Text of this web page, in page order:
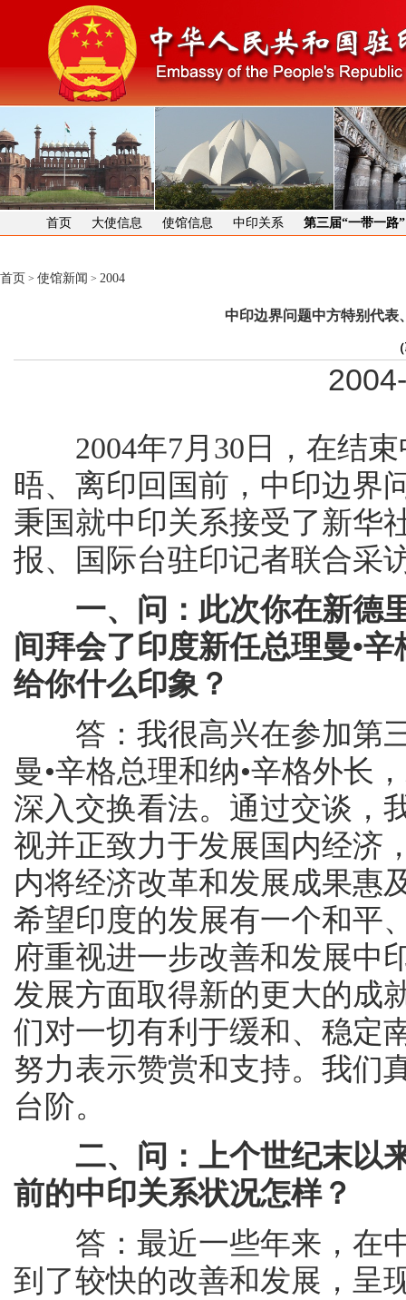
首页 大使信息 使馆信息 中印关系 第三届“一带一路
首页 > 使馆新闻 > 2004
中印边界问题中方特别代表
2004年7月30日，在结束
晤、离印回国前，中印边界
秉国就中印关系接受了新华
报、国际台驻印记者联合采
一、问：此次你在新德
间拜会了印度新任总理曼•
给你什么印象？
答：我很高兴在参加第三
曼•辛格总理和纳•辛格外长
深入交换看法。通过交谈，
视并正致力于发展国内经济
内将经济改革和发展成果惠
希望印度的发展有一个和平
府重视进一步改善和发展中
发展方面取得新的更大的成
们对一切有利于缓和、稳定
努力表示赞赏和支持。我们
台阶。
二、问：上个世纪末以
前的中印关系状况怎样？
答：最近一些年来，在中
到了较快的改善和发展，呈